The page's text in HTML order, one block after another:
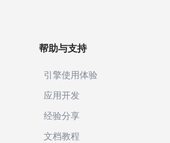
帮助与支持
引擎使用体验
应用开发
经验分享
文档教程